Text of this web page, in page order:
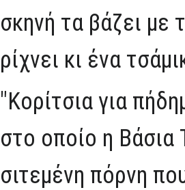
σκηνή τα βάζει με
ρίχνει κι ένα
"Κορίτσια για
στο οποίο η Βάσια
σιτεμένη πόρνη